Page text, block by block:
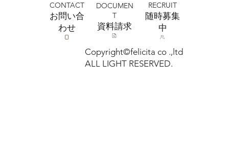
Copyright©felicita co .,ltd
ALL LIGHT RESERVED.
CONTACT
お問い合
わせ
DOCUMEN
T
​資料請求
RECRUIT
​随時募集
中